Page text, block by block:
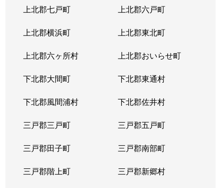
上北郡七戸町 上北郡六戸町
上北郡横浜町 上北郡東北町
上北郡六ヶ所村 上北郡おいらせ町
下北郡大間町 下北郡東通村
下北郡風間浦村 下北郡佐井村
三戸郡三戸町 三戸郡五戸町
三戸郡田子町 三戸郡南部町
三戸郡階上町 三戸郡新郷村